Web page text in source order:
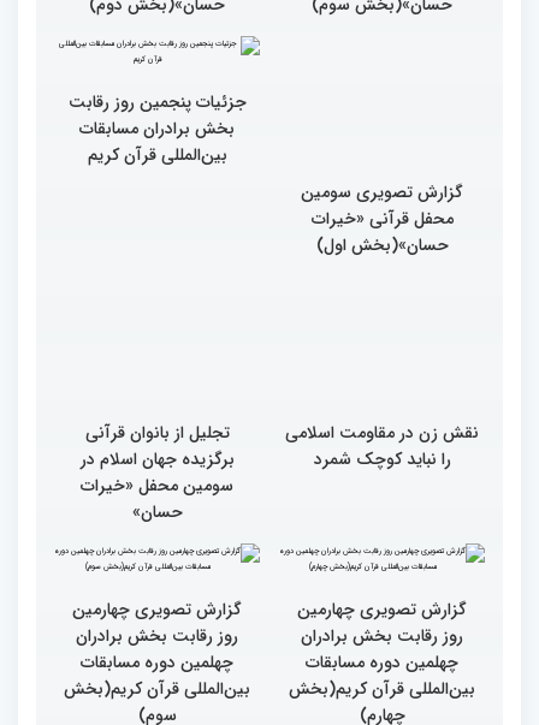
گزارش تصویری سومین
محفل قرآنی «خیرات
حسان»(بخش دوم)
نقش زن در مقاومت اسلامی
را نباید کوچک شمرد
تجلیل از بانوان قرآنی
برگزیده جهان اسلام در
سومین محفل «خیرات
حسان»